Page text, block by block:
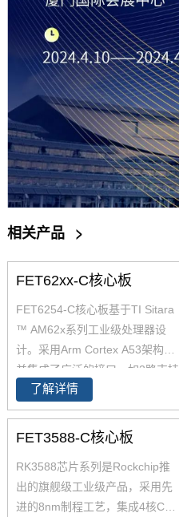
相关产品 >
FET62xx-C核心板
FET6254-C核心板基于TI Sitara
™ AM62x系列工业级处理器设
计。采用Arm Cortex A53架构，
并集成了广泛的接口，如2路支持
TSN的千兆以太网、USB 2.0CA
N-FD，AM6254核心板兼容AM6
2x全系列处理器，提供单核、双
容，飞凌嵌入式已经适配AM625
4 AM6231 AM6232三款芯片为
您带来灵活的成本组合方案，AM
了解详情
FET3588-C核心板
RK3588芯片系列是Rockchip推
出的旗舰级工业级产品，采用先
进的8nm制程工艺，集成4核Cort